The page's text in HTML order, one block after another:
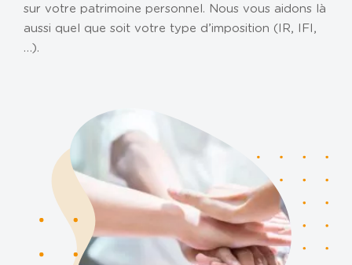
RECRUTEMENT
BLOG
Politique de confidentialité
Politique de cookies
Plan du site
sur votre patrimoine personnel. Nous vous aidons là
aussi quel que soit votre type d’imposition (IR, IFI,
…).